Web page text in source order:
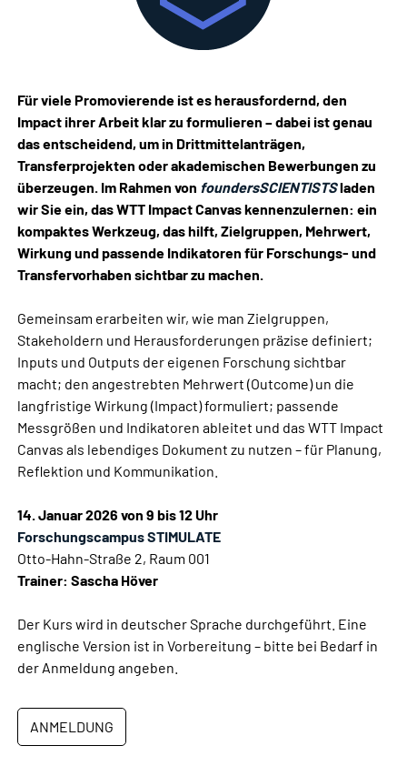
Für viele Promovierende ist es herausfordernd, den
Impact ihrer Arbeit klar zu formulieren – dabei ist genau
das entscheidend, um in Drittmittelanträgen,
Transferprojekten oder akademischen Bewerbungen zu
überzeugen. Im Rahmen von foundersSCIENTISTSladen
wir Sie ein, das WTT Impact Canvas kennenzulernen: ein
kompaktes Werkzeug, das hilft, Zielgruppen, Mehrwert,
Wirkung und passende Indikatoren für Forschungs- und
Transfervorhaben sichtbar zu machen.
Gemeinsam erarbeiten wir, wie man Zielgruppen,
Stakeholdern und Herausforderungen präzise definiert;
Inputs und Outputs der eigenen Forschung sichtbar
macht; den angestrebten Mehrwert (Outcome) un die
langfristige Wirkung (Impact) formuliert; passende
Messgrößen und Indikatoren ableitet und das WTT Impact
Canvas als lebendiges Dokument zu nutzen – für Planung,
Reflektion und Kommunikation.
14. Januar 2026 von 9 bis 12 Uhr
Forschungscampus STIMULATE
Otto-Hahn-Straße 2, Raum 001
Trainer: Sascha Höver
Der Kurs wird in deutscher Sprache durchgeführt. Eine
englische Version ist in Vorbereitung – bitte bei Bedarf in
der Anmeldung angeben.
ANMELDUNG